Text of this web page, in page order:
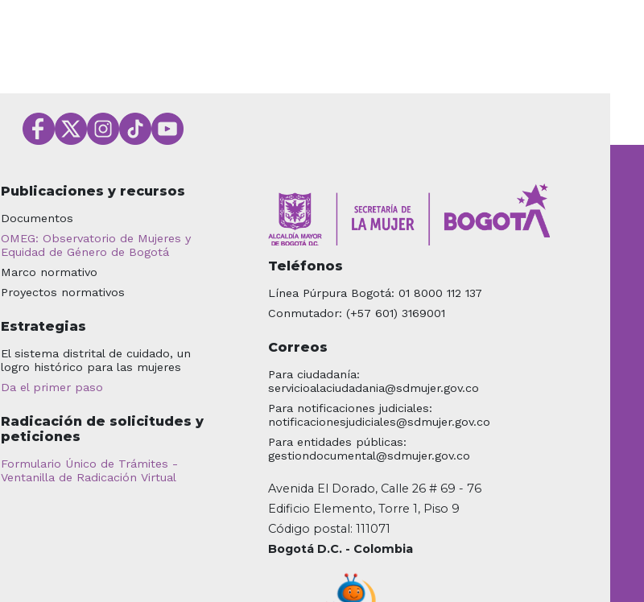
Publicaciones y recursos
Documentos
OMEG: Observatorio de Mujeres y
Equidad de Género de Bogotá
Marco normativo
Proyectos normativos
Estrategias
El sistema distrital de cuidado, un
logro histórico para las mujeres
Da el primer paso
Radicación de solicitudes y
peticiones
Formulario Único de Trámites -
Ventanilla de Radicación Virtual
Teléfonos
Línea Púrpura Bogotá: 01 8000 112 137
Conmutador: (+57 601) 3169001
Correos
Para ciudadanía:
servicioalaciudadania@sdmujer.gov.co
Para notificaciones judiciales:
notificacionesjudiciales@sdmujer.gov.co
Para entidades públicas:
gestiondocumental@sdmujer.gov.co
Avenida El Dorado, Calle 26 # 69 - 76
Edificio Elemento, Torre 1, Piso 9
Código postal: 111071
Bogotá D.C. - Colombia